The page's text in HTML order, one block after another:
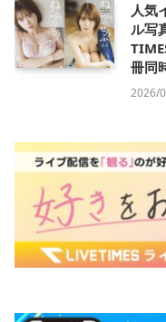
人気
ル写
冊同
2026/